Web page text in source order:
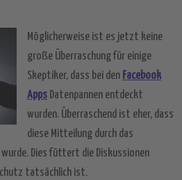
Möglicherweise ist es jetzt keine
große Überraschung für einige
Skeptiker, dass bei den Facebook
Apps Datenpannen entdeckt
wurden. Überraschend ist eher, dass
diese Mitteilung durch das
Dies füttert die Diskussionen
tatsächlich ist.